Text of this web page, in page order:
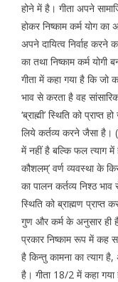
होने में है। गीता अपने
होकर निष्काम कर्म योग
अपने दायित्व निर्वाह करने
का तथा निष्काम कर्म
गीता में कहा गया है कि जो
भाव से करता है वह
‘ब्राह्मी’ स्थिति को
लिये कर्तव्य करने जैसा है।
में नहीं है बल्कि फल त्याग
कौशलम्’ वर्ण व्यवस्था के
का पालन कर्तव्य निश्ठ
स्थिति को ब्राह्मण प्राप्त
गुण और कर्म के अनुसार ही है-
प्रकार निष्काम रूप में कह
है किन्तु कामना का त्याग
है। गीता 18/2 में कहा गया है